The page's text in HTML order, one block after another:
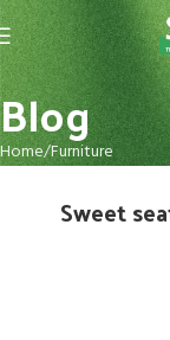
Blog
Home Furniture
Sweet